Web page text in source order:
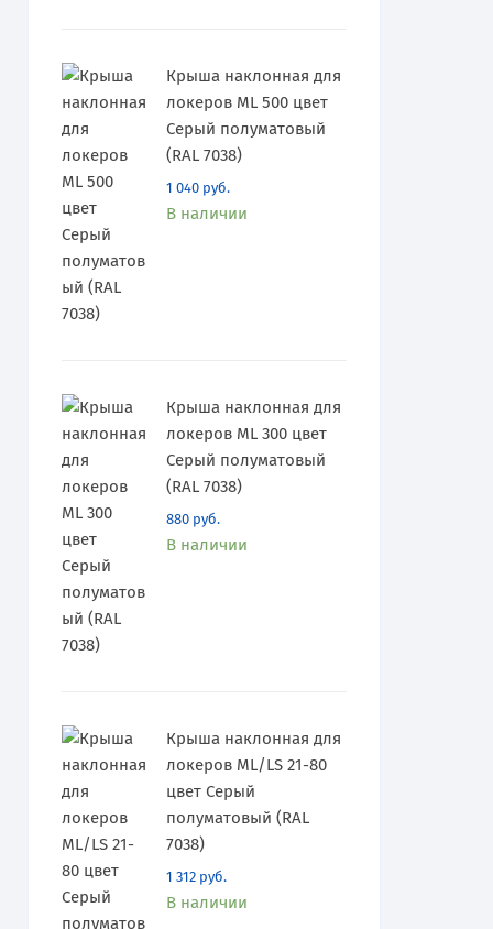
Крыша наклонная для
локеров ML 500 цвет
Серый полуматовый
(RAL 7038)
1 040 руб.
В наличии
Крыша наклонная для
локеров ML 300 цвет
Серый полуматовый
(RAL 7038)
880 руб.
В наличии
Крыша наклонная для
локеров ML/LS 21-80
цвет Серый
полуматовый (RAL
7038)
1 312 руб.
В наличии